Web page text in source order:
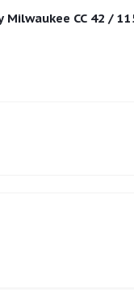
Milwaukee CC 42 /